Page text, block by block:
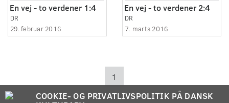
En vej - to verdener 1:4
DR
29. februar 2016
En vej - to verdener 2:4
DR
7. marts 2016
1
COOKIE- OG PRIVATLIVSPOLITIK PÅ DANSK